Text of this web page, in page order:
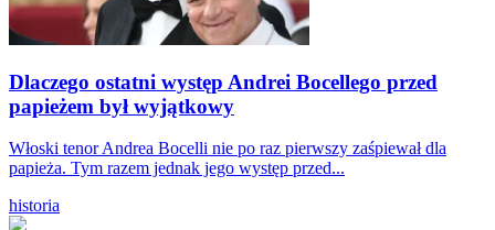
Dlaczego ostatni występ Andrei Bocellego przed
papieżem był wyjątkowy
Włoski tenor Andrea Bocelli nie po raz pierwszy zaśpiewał dla
papieża. Tym razem jednak jego występ przed...
historia